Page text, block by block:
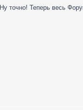
Ну точно! Теперь весь